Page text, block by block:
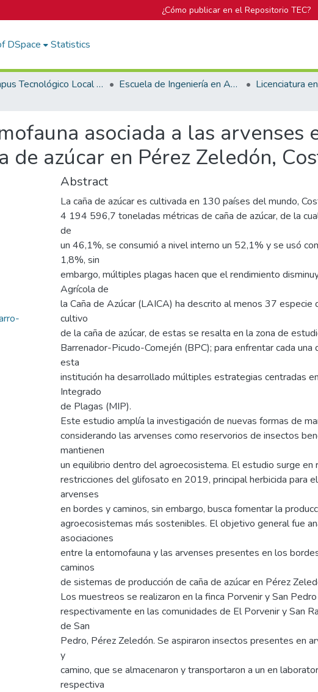
¿Cómo publicar en el Repositorio TEC?
DSpace Statistics
Campus Tecnológico Local San Carlos Escuela de Ingeniería en Agronomía
asociada a las arvenses
de azúcar en Pérez Zeledón,
Abstract
La caña de azúcar es cultivada en 130 países del mundo,
4 194 596,7 toneladas métricas de caña de azúcar, de la
de
un 46,1%, se consumió a nivel interno un 52,1% y se usó
1,8%, sin
embargo, múltiples plagas hacen que el rendimiento
Agrícola de
la Caña de Azúcar (LAICA) ha descrito al menos 37 especie
cultivo
de la caña de azúcar, de estas se resalta en la zona de
Barrenador-Picudo-Comején (BPC); para enfrentar cada una
esta
institución ha desarrollado múltiples estrategias centradas
Integrado
de Plagas (MIP).
Este estudio amplía la investigación de nuevas formas de
considerando las arvenses como reservorios de insectos
mantienen
un equilibrio dentro del agroecosistema. El estudio surge en
restricciones del glifosato en 2019, principal herbicida para
arvenses
en bordes y caminos, sin embargo, busca fomentar la
agroecosistemas más sostenibles. El objetivo general fue
asociaciones
entre la entomofauna y las arvenses presentes en los
caminos
de sistemas de producción de caña de azúcar en Pérez
Los muestreos se realizaron en la finca Porvenir y San
respectivamente en las comunidades de El Porvenir y San
de San
Pedro, Pérez Zeledón. Se aspiraron insectos presentes en
y
camino, que se almacenaron y transportaron a un en
respectiva